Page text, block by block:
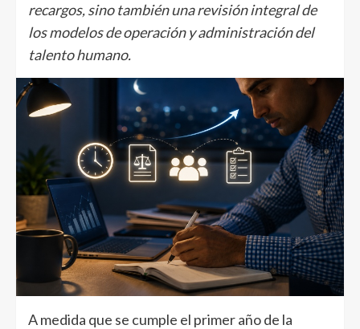
recargos, sino también una revisión integral de
los modelos de operación y administración del
talento humano.
A medida que se cumple el primer año de la